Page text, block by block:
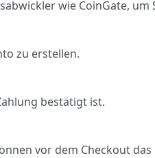
wie CoinGate,
zu erstellen.
bestätigt ist.
vor dem Checkout